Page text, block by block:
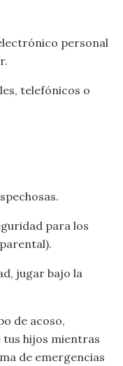
personal
telefónicos o
para los
jugar bajo la
de acoso,
tus hijos mientras
de emergencias